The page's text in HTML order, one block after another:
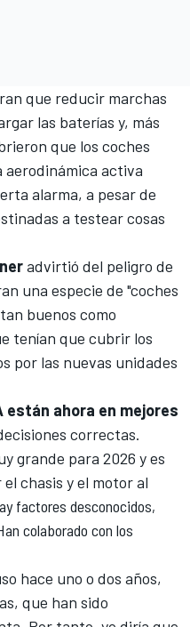
que reducir marchas
las baterías y, más
que los coches
activa
alarma, a pesar de
a testear cosas
advirtió del peligro de
una especie de "coches
buenos como
tenían que cubrir los
por las nuevas unidades
están ahora en mejores
correctas.
grande para 2026 y es
chasis y el motor al
factores desconocidos,
colaborado con los
hace uno o dos años,
que han sido